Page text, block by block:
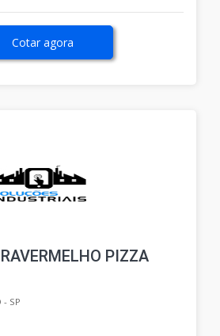
Cotar agora
PIZZA
- SP